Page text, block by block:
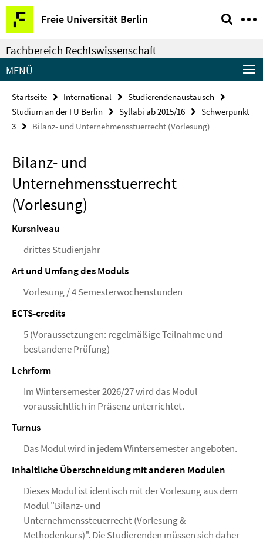
Springe
direkt
zu
Inhalt
Freie Universität Berlin
Service-
Navigation
Fachbereich Rechtswissenschaft
MENÜ
Startseite International
Studierendenaustausch
Studium an der FU Berlin
Syllabi ab 2015/16
Schwerpunkt
3
Bilanz- und Unternehmensstuerrecht (Vorlesung)
Bilanz- und
Unternehmensstuerrecht
(Vorlesung)
Kursniveau
drittes Studienjahr
Art und Umfang des Moduls
Vorlesung / 4 Semesterwochenstunden
ECTS-credits
5 (Voraussetzungen: regelmäßige Teilnahme und
bestandene Prüfung)
Lehrform
Im Wintersemester 2026/27 wird das Modul
voraussichtlich in Präsenz unterrichtet.
Turnus
Das Modul wird in jedem Wintersemester angeboten.
Inhaltliche Überschneidung mit anderen Modulen
Dieses Modul ist identisch mit der Vorlesung aus dem
Modul "Bilanz- und
Unternehmenssteuerrecht (Vorlesung &
Methodenkurs)". Die Studierenden müssen sich daher